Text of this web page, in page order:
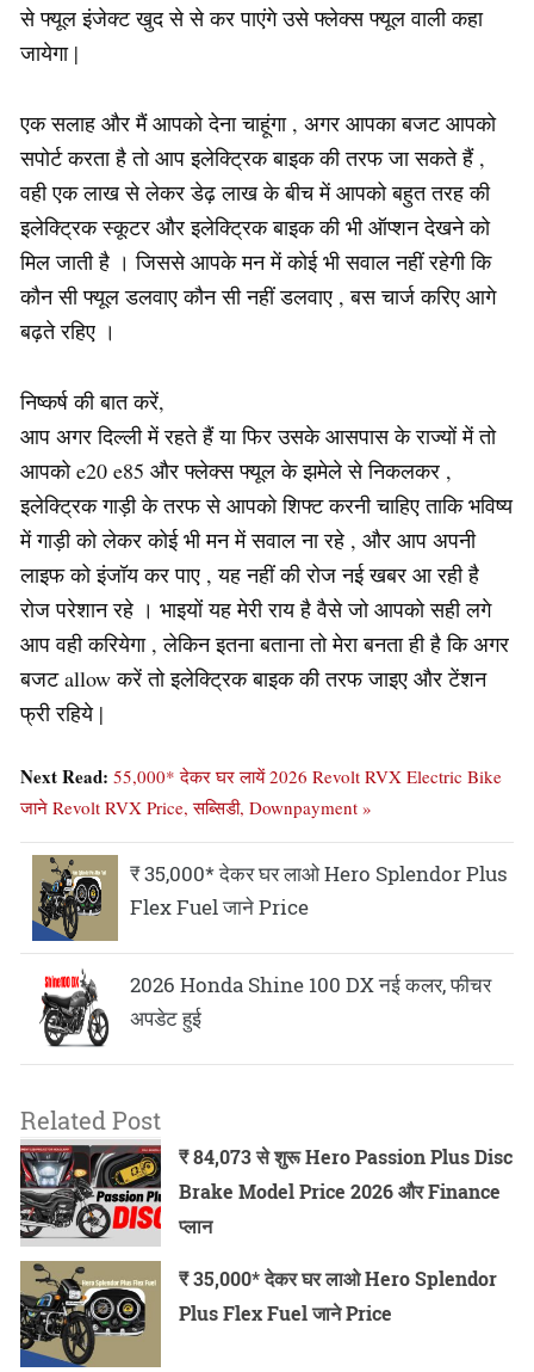
से फ्यूल इंजेक्ट खुद से से कर पाएंगे उसे फ्लेक्स फ्यूल वाली कहा
जायेगा |
एक सलाह और मैं आपको देना चाहूंगा , अगर आपका बजट आपको
सपोर्ट करता है तो आप इलेक्ट्रिक बाइक की तरफ जा सकते हैं ,
वही एक लाख से लेकर डेढ़ लाख के बीच में आपको बहुत तरह की
इलेक्ट्रिक स्कूटर और इलेक्ट्रिक बाइक की भी ऑप्शन देखने को
मिल जाती है । जिससे आपके मन में कोई भी सवाल नहीं रहेगी कि
कौन सी फ्यूल डलवाए कौन सी नहीं डलवाए , बस चार्ज करिए आगे
बढ़ते रहिए ।
निष्कर्ष की बात करें,
आप अगर दिल्ली में रहते हैं या फिर उसके आसपास के राज्यों में तो
आपको e20 e85 और फ्लेक्स फ्यूल के झमेले से निकलकर ,
इलेक्ट्रिक गाड़ी के तरफ से आपको शिफ्ट करनी चाहिए ताकि भविष्य
में गाड़ी को लेकर कोई भी मन में सवाल ना रहे , और आप अपनी
लाइफ को इंजॉय कर पाए , यह नहीं की रोज नई खबर आ रही है
रोज परेशान रहे । भाइयों यह मेरी राय है वैसे जो आपको सही लगे
आप वही करियेगा , लेकिन इतना बताना तो मेरा बनता ही है कि अगर
बजट allow करें तो इलेक्ट्रिक बाइक की तरफ जाइए और टेंशन
फ्री रहिये |
Next Read: 55,000* देकर घर लायें 2026 Revolt RVX Electric Bike
जाने Revolt RVX Price, सब्सिडी, Downpayment »
₹ 35,000* देकर घर लाओ Hero Splendor Plus
Flex Fuel जाने Price
2026 Honda Shine 100 DX नई कलर, फीचर
अपडेट हुई
Related Post
₹ 84,073 से शुरू Hero Passion Plus Disc
Brake Model Price 2026 और Finance
प्लान
₹ 35,000* देकर घर लाओ Hero Splendor
Plus Flex Fuel जाने Price